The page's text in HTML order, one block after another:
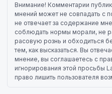
Внимание! Комментарии
мнений может не совпадать с
не отвечает за содержание
соблюдать нормы морали, не
расовую рознь и обходиться
тем, как высказаться. Вы
мнение, вы соглашаетесь с
игнорирования этой просьбы
право лишить пользователя